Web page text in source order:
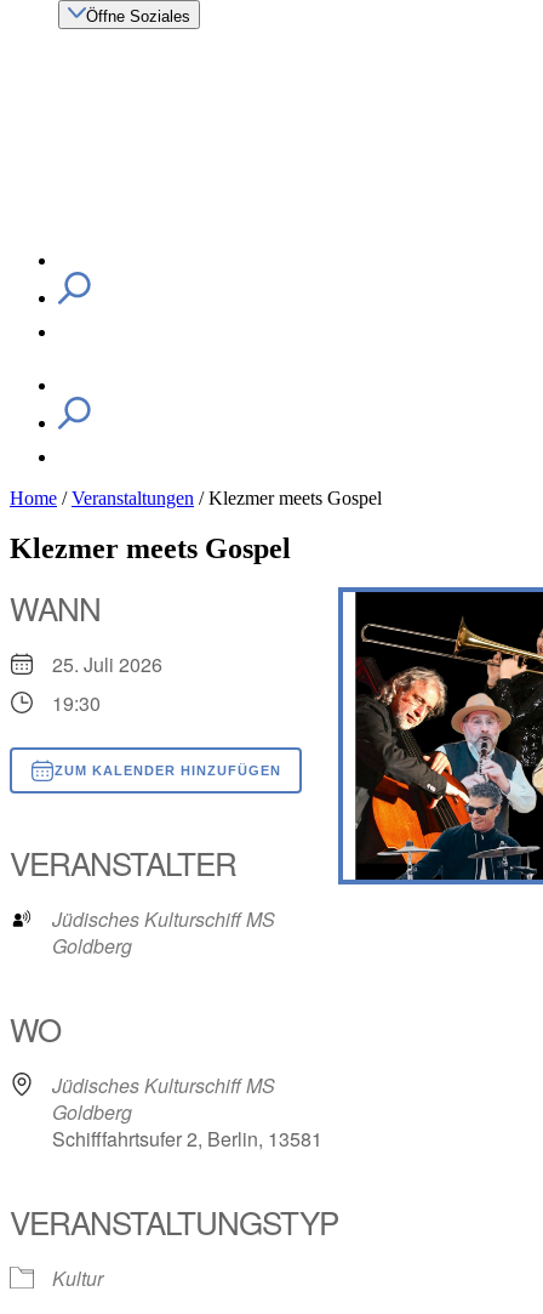
Öffne Soziales
Home /Veranstaltungen /Klezmer meets Gospel
Klezmer meets Gospel
WANN
25. Juli 2026
19:30
ZUM KALENDER HINZUFÜGEN
Outlook Live
VERANSTALTER
Jüdisches Kulturschiff MS
Goldberg
WO
Jüdisches Kulturschiff MS
Goldberg
Schifffahrtsufer 2, Berlin, 13581
VERANSTALTUNGSTYP
Kultur